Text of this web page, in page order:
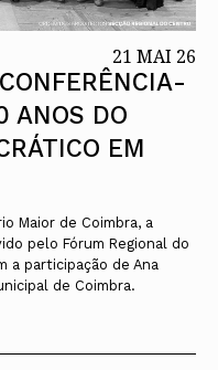
21 MAI 26
ANOS DO
EM
Maior de Coimbra, a
pelo Fórum Regional do
a participação de Ana
de Coimbra.